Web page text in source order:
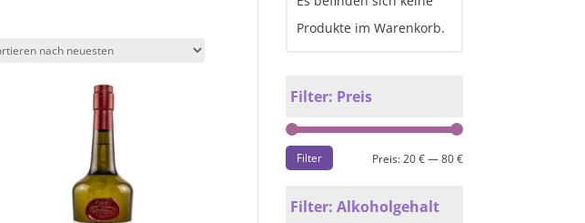
Produkte im Warenkorb.
Filter: Preis
Filter Preis:20 €—80 €
Filter: Alkoholgehalt